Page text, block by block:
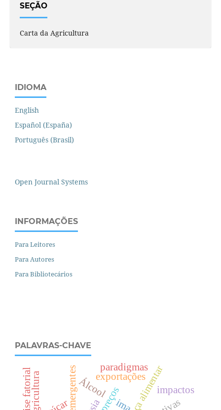
SEÇÃO
Carta da Agricultura
IDIOMA
English
Español (España)
Português (Brasil)
Open Journal Systems
INFORMAÇÕES
Para Leitores
Para Autores
Para Bibliotecários
PALAVRAS-CHAVE
Álcoolexportações
impactos
análise fatorial ima
paradigmas